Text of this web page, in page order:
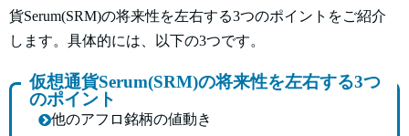
貨Serum(SRM)の将来性を左右する3つのポイントをご紹介
します。具体的には、以下の3つです。
仮想通貨Serum(SRM)の将来性を左右する3つ
のポイント
他のアフロ銘柄の値動き